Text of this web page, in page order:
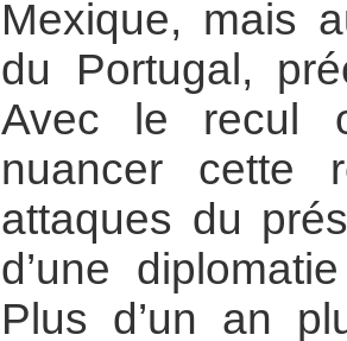
Mexique, mais
du Portugal,
Avec le recul
nuancer cette
attaques du
d’une
Plus d’un an